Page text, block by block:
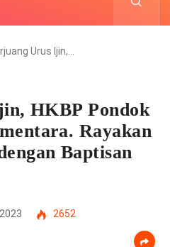
Urus Ijin,…
HKBP Pondok
Rayakan
Baptisan
2652